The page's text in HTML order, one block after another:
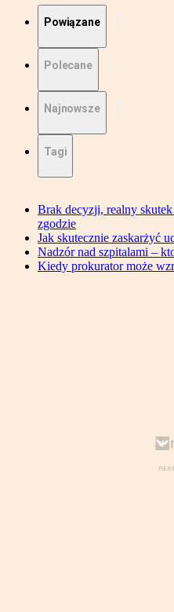
Powiązane
Polecane
Najnowsze
Tagi
Brak decyzji, realny
zgodzie
Jak skutecznie zaskarżyć
Nadzór nad szpitalami –
Kiedy prokurator może